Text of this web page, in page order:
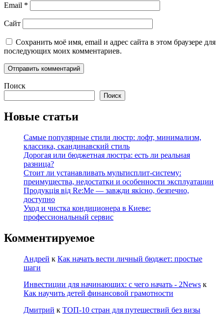
Email *
Сайт
Сохранить моё имя, email и адрес сайта в этом браузере для
последующих моих комментариев.
Поиск
Поиск
Новые статьи
Самые популярные стили люстр: лофт, минимализм,
классика, скандинавский стиль
Дорогая или бюджетная люстра: есть ли реальная
разница?
Стоит ли устанавливать мультисплит-систему:
преимущества, недостатки и особенности эксплуатации
Продукція від Re:Me — завжди якісно, безпечно,
доступно
Уход и чистка кондиционера в Киеве:
профессиональный сервис
Комментируемое
Андрей к Как начать вести личный бюджет: простые
шаги
Инвестиции для начинающих: с чего начать - 2News к
Как научить детей финансовой грамотности
Дмитрий к ТОП-10 стран для путешествий без визы